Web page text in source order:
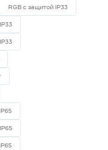
RGB с защитой IP33